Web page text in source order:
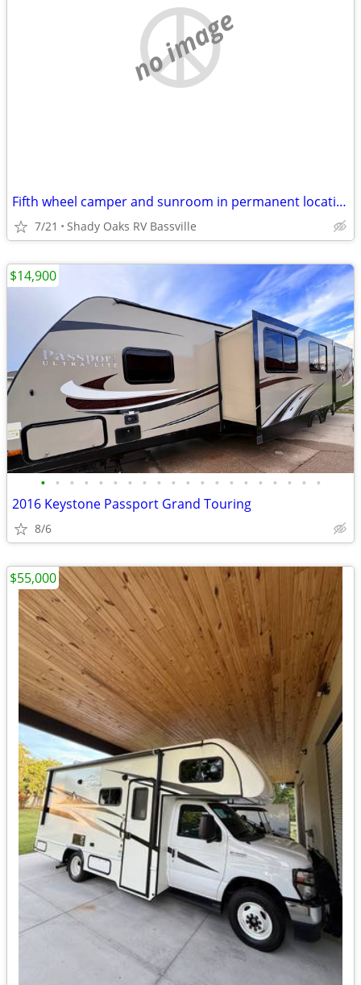
no image
Fifth wheel camper and sunroom in permanent location
7/21 Shady Oaks RV Bassville
• • • • • • • • • • • • • • • • • • • •
2016 Keystone Passport Grand Touring
8/6
$14,900
$55,000